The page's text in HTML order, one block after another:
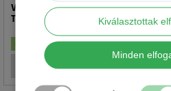
Vredestein 195/65R15 91T T-
TRAC 2 DOT23
17 db
Kiválasztottak
Minden